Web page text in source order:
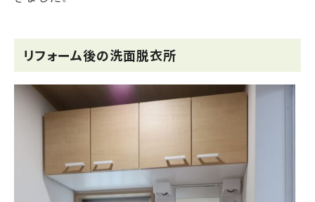
リフォーム後の洗面脱衣所